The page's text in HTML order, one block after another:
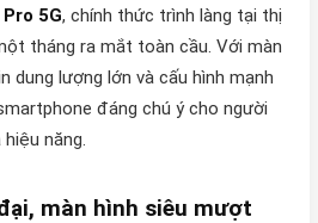
Pro 5G, chính thức trình làng tại thị
tháng ra mắt toàn cầu. Với màn
dung lượng lớn và cấu hình mạnh
đáng chú ý cho người
năng.
màn hình siêu mượt